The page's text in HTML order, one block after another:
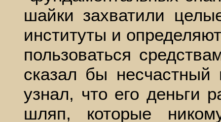
шайки захватили
институты и
пользоваться
сказал бы несчастный
узнал, что его деньги
шляп, которые